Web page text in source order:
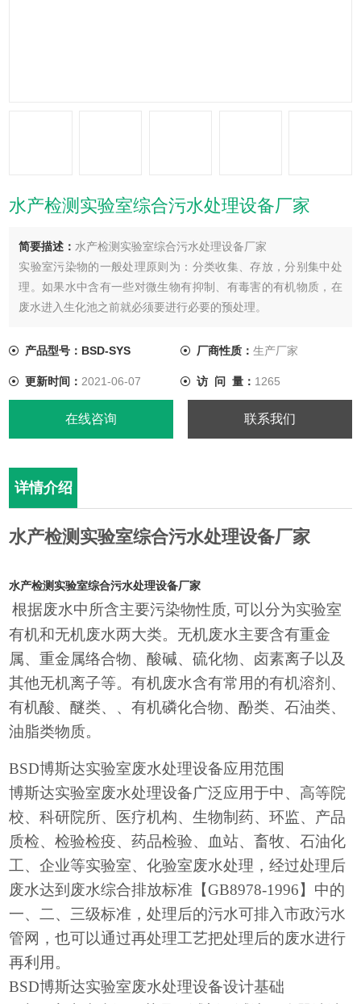
水产检测实验室综合污水处理设备厂家
简要描述： 水产检测实验室综合污水处理设备厂家
实验室污染物的一般处理原则为：分类收集、存放，分别集中处
理。如果水中含有一些对微生物有抑制、有毒害的有机物质，在
废水进入生化池之前就必须要进行必要的预处理。
产品型号：BSD-SYS 厂商性质： 生产厂家
更新时间： 2021-06-07 访 问 量： 1265
在线咨询 联系我们
详情介绍
水产检测实验室综合污水处理设备厂家
水产检测实验室综合污水处理设备厂家
根据废水中所含主要污染物性质, 可以分为实验室
有机和无机废水两大类。无机废水主要含有重金
属、重金属络合物、酸碱、硫化物、卤素离子以及
其他无机离子等。有机废水含有常用的有机溶剂、
有机酸、醚类、、有机磷化合物、酚类、石油类、
油脂类物质。
BSD博斯达实验室废水处理设备应用范围
博斯达实验室废水处理设备广泛应用于中、高等院
校、科研院所、医疗机构、生物制药、环监、产品
质检、检验检疫、药品检验、血站、畜牧、石油化
工、企业等实验室、化验室废水处理，经过处理后
废水达到废水综合排放标准【GB8978-1996】中的
一、二、三级标准，处理后的污水可排入市政污水
管网，也可以通过再处理工艺把处理后的废水进行
再利用。
BSD博斯达实验室废水处理设备设计基础